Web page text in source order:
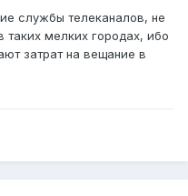
службы телеканалов, не
мелких городах, ибо
затрат на вещание в